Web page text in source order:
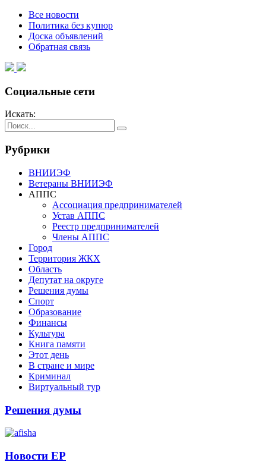
Все новости
Политика без купюр
Доска объявлений
Обратная связь
Социальные сети
Искать:
Рубрики
ВНИИЭФ
Ветераны ВНИИЭФ
АППС
Ассоциация предпринимателей
Устав АППС
Реестр предпринимателей
Члены АППС
Город
Территория ЖКХ
Область
Депутат на округе
Решения думы
Спорт
Образование
Финансы
Культура
Книга памяти
Этот день
В стране и мире
Криминал
Виртуальный тур
Решения думы
Новости ЕР